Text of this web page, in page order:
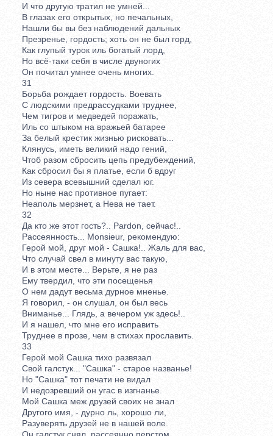
И что другую тратил не умней...
В глазах его открытых, но печальных,
Нашли бы вы без наблюдений дальных
Презренье, гордость; хоть он не был горд,
Как глупый турок иль богатый лорд,
Но всё-таки себя в числе двуногих
Он почитал умнее очень многих.
31
Борьба рождает гордость. Воевать
С людскими предрассудками труднее,
Чем тигров и медведей поражать,
Иль со штыком на вражьей батарее
За белый крестик жизнью рисковать...
Клянусь, иметь великий надо гений,
Чтоб разом сбросить цепь предубеждений,
Как сбросил бы я платье, если б вдруг
Из севера всевышний сделал юг.
Но ныне нас противное пугает:
Неаполь мерзнет, а Нева не тает.
32
Да кто же этот гость?.. Pardon, сейчас!..
Рассеянность... Monsieur, рекомендую:
Герой мой, друг мой - Сашка!.. Жаль для вас,
Что случай свел в минуту вас такую,
И в этом месте... Верьте, я не раз
Ему твердил, что эти посещенья
О нем дадут весьма дурное мненье.
Я говорил, - он слушал, он был весь
Вниманье... Глядь, а вечером уж здесь!..
И я нашел, что мне его исправить
Труднее в прозе, чем в стихах прославить.
33
Герой мой Сашка тихо развязал
Свой галстук... "Сашка" - старое названье!
Но "Сашка" тот печати не видал
И недозревший он угас в изгнанье.
Мой Сашка меж друзей своих не знал
Другого имя, - дурно ль, хорошо ли,
Разуверять друзей не в нашей воле.
Он галстук снял, рассеянно перстом